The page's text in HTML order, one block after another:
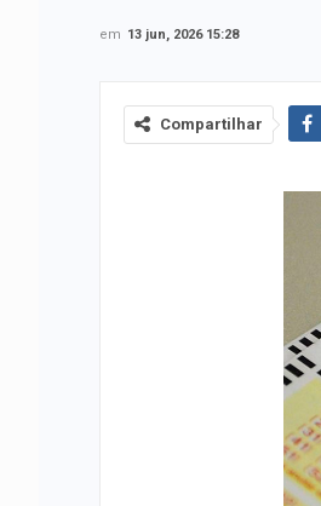
em 13 jun, 2026 15:28
Compartilhar